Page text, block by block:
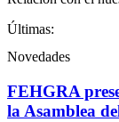
Últimas:
Novedades
FEHGRA
la Asamblea